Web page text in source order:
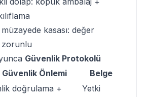
kasası: değer
zorunlu
Güvenlik Protokolü
Güvenlik Önlemi
Belge
doğrulama +
Yetki